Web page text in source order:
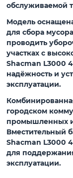
обслуживаемой
Модель
для сбора
проводить
участках с
Shacman L3000
надёжность и
эксплуатации.
городском
промышленных и
Вместительный
Shacman L3000
для
эксплуатации.